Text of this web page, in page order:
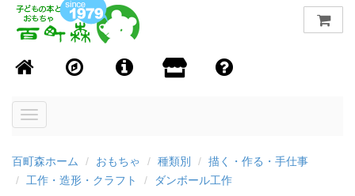
Toggle
百町森ホーム おもちゃ 種類別
描く・作る・手仕事
工作・造形・クラフト
ダンボール工作